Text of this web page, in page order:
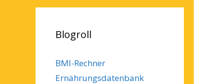
Blogroll
BMI-Rechner
Ernährungsdatenbank